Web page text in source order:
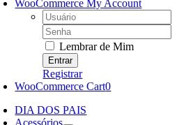
WooCommerce My Account
Username:
Password:
Lembrar de Mim
Registrar
WooCommerce Cart0
DIA DOS PAIS
Acessórios